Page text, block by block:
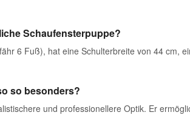
Schaufensterpuppe?
6 Fuß), hat eine Schulterbreite von 44 cm,
so besonders?
und professionellere Optik. Er